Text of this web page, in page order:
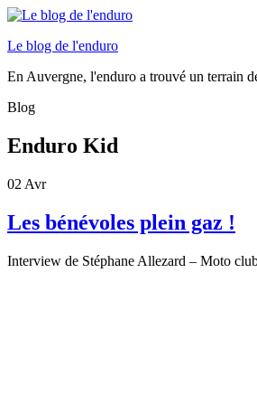
Le blog de l'enduro
En Auvergne, l'enduro a trouvé un terrain
Blog
Enduro Kid
02 Avr
Les bénévoles plein gaz !
Interview de Stéphane Allezard – Moto